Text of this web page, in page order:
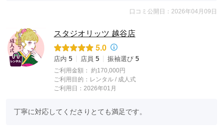
口コミ公開日：2026年04月09日
スタジオリッツ 越谷店
5.0
店内 5 店員 5 振袖選び 5
ご利用金額： 約170,000円
ご利用目的： レンタル / 成人式
ご利用日：2026年01月
丁寧に対応してくださりとても満足です。